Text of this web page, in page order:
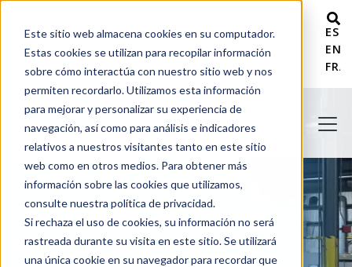
Este sitio web almacena cookies en su computador.
Estas cookies se utilizan para recopilar información
sobre cómo interactúa con nuestro sitio web y nos
permiten recordarlo. Utilizamos esta información
para mejorar y personalizar su experiencia de
navegación, así como para análisis e indicadores
relativos a nuestros visitantes tanto en este sitio
web como en otros medios. Para obtener más
información sobre las cookies que utilizamos,
consulte nuestra política de privacidad.
Si rechaza el uso de cookies, su información no será
rastreada durante su visita en este sitio. Se utilizará
una única cookie en su navegador para recordar que
LAVADORA DE PIEZAS
INDUSTRIALES
PERSONALIZADA